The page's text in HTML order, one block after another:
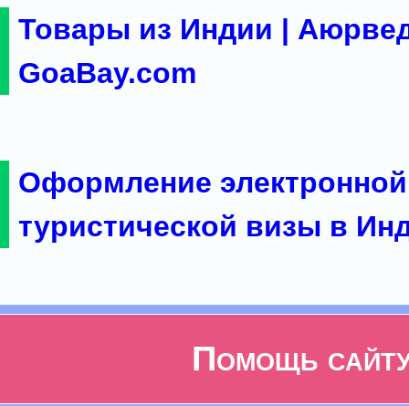
Товары из Индии |
GoaBay.com
Оформление электронной
туристической визы в
Помощь